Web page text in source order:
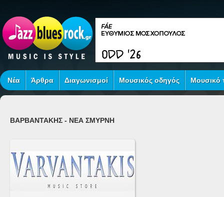
Νέα Άρθρα Διαγωνισμοί Μουσικός οδηγός Μουσικό
ΒΑΡΒΑΝΤΑΚΗΣ - ΝΕΑ ΣΜΥΡΝΗ